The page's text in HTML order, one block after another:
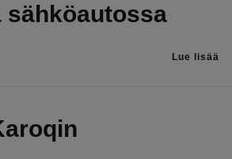
sähköautossa
Lue lisää